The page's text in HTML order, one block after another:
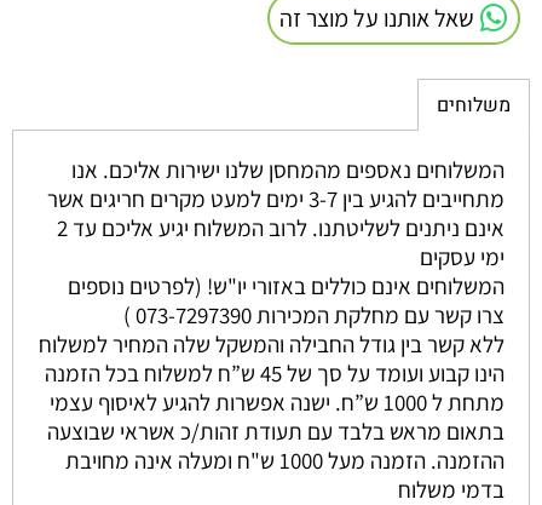
שאל אותנו על מוצר זה
משלוחים
המשלוחים נאספים מהמחסן שלנו ישירות אליכם. אנו
מתחייבים להגיע בין 3-7 ימים למעט מקרים חריגים אשר
אינם ניתנים לשליטתנו. לרוב המשלוח יגיע אליכם עד 2
ימי עסקים
המשלוחים אינם כוללים באזורי יו"ש! (לפרטים נוספים
צרו קשר עם מחלקת המכירות 073-7297390 )
ללא קשר בין גודל החבילה והמשקל שלה המחיר למשלוח
הינו קבוע ועומד על סך של 45 ש”ח למשלוח בכל הזמנה
מתחת ל 1000 ש”ח. ישנה אפשרות להגיע לאיסוף עצמי
בתאום מראש בלבד עם תעודת זהות/כ אשראי שבוצעה
ההזמנה. הזמנה מעל 1000 ש"ח ומעלה אינה מחויבת
בדמי משלוח